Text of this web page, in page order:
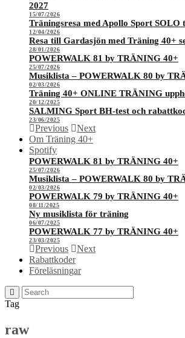
2027
15/07/2026
Träningsresa med Apollo Sport SOLO
12/04/2026
Resa till Gardasjön med Träning 40+
28/01/2026
POWERWALK 81 by TRÄNING 40+
25/07/2026
Musiklista – POWERWALK 80 by
02/03/2026
Träning 40+ ONLINE TRÄNING
20/12/2025
SALMING Sport BH-test och
23/06/2025
Previous
Next
Om Träning 40+
Spotify
POWERWALK 81 by TRÄNING 40+
25/07/2026
Musiklista – POWERWALK 80 by
02/03/2026
POWERWALK 79 by TRÄNING 40+
08/11/2025
Ny musiklista för träning
06/07/2025
POWERWALK 77 by TRÄNING 40+
23/03/2025
Previous
Next
Rabattkoder
Föreläsningar
Tag
raw